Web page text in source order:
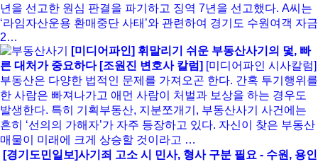
년을 선고한 원심 판결을 파기하고 징역 7년을 선고했다. A씨는
‘라임자산운용 환매중단 사태’와 관련하여 경기도 수원여객 자금
2…
[미디어파인] 휘말리기 쉬운 부동산사기의 덫, 빠
른 대처가 중요하다 [조원진 변호사 칼럼] [미디어파인 시사칼럼]
부동산은 다양한 법적인 문제를 가져오곤 한다. 간혹 투기행위를
한 사람은 빠져나가고 애먼 사람이 처벌과 보상을 하는 경우도
발생한다. 특히 기획부동산, 지분쪼개기, 부동산사기 사건에는
흔히 ‘선의의 가해자’가 자주 등장하고 있다. 자신이 찾은 부동산
매물이 미래에 크게 상승할 것이라고 …
[경기도민일보]사기죄 고소 시 민사, 형사 구분 필요 - 수원, 용인